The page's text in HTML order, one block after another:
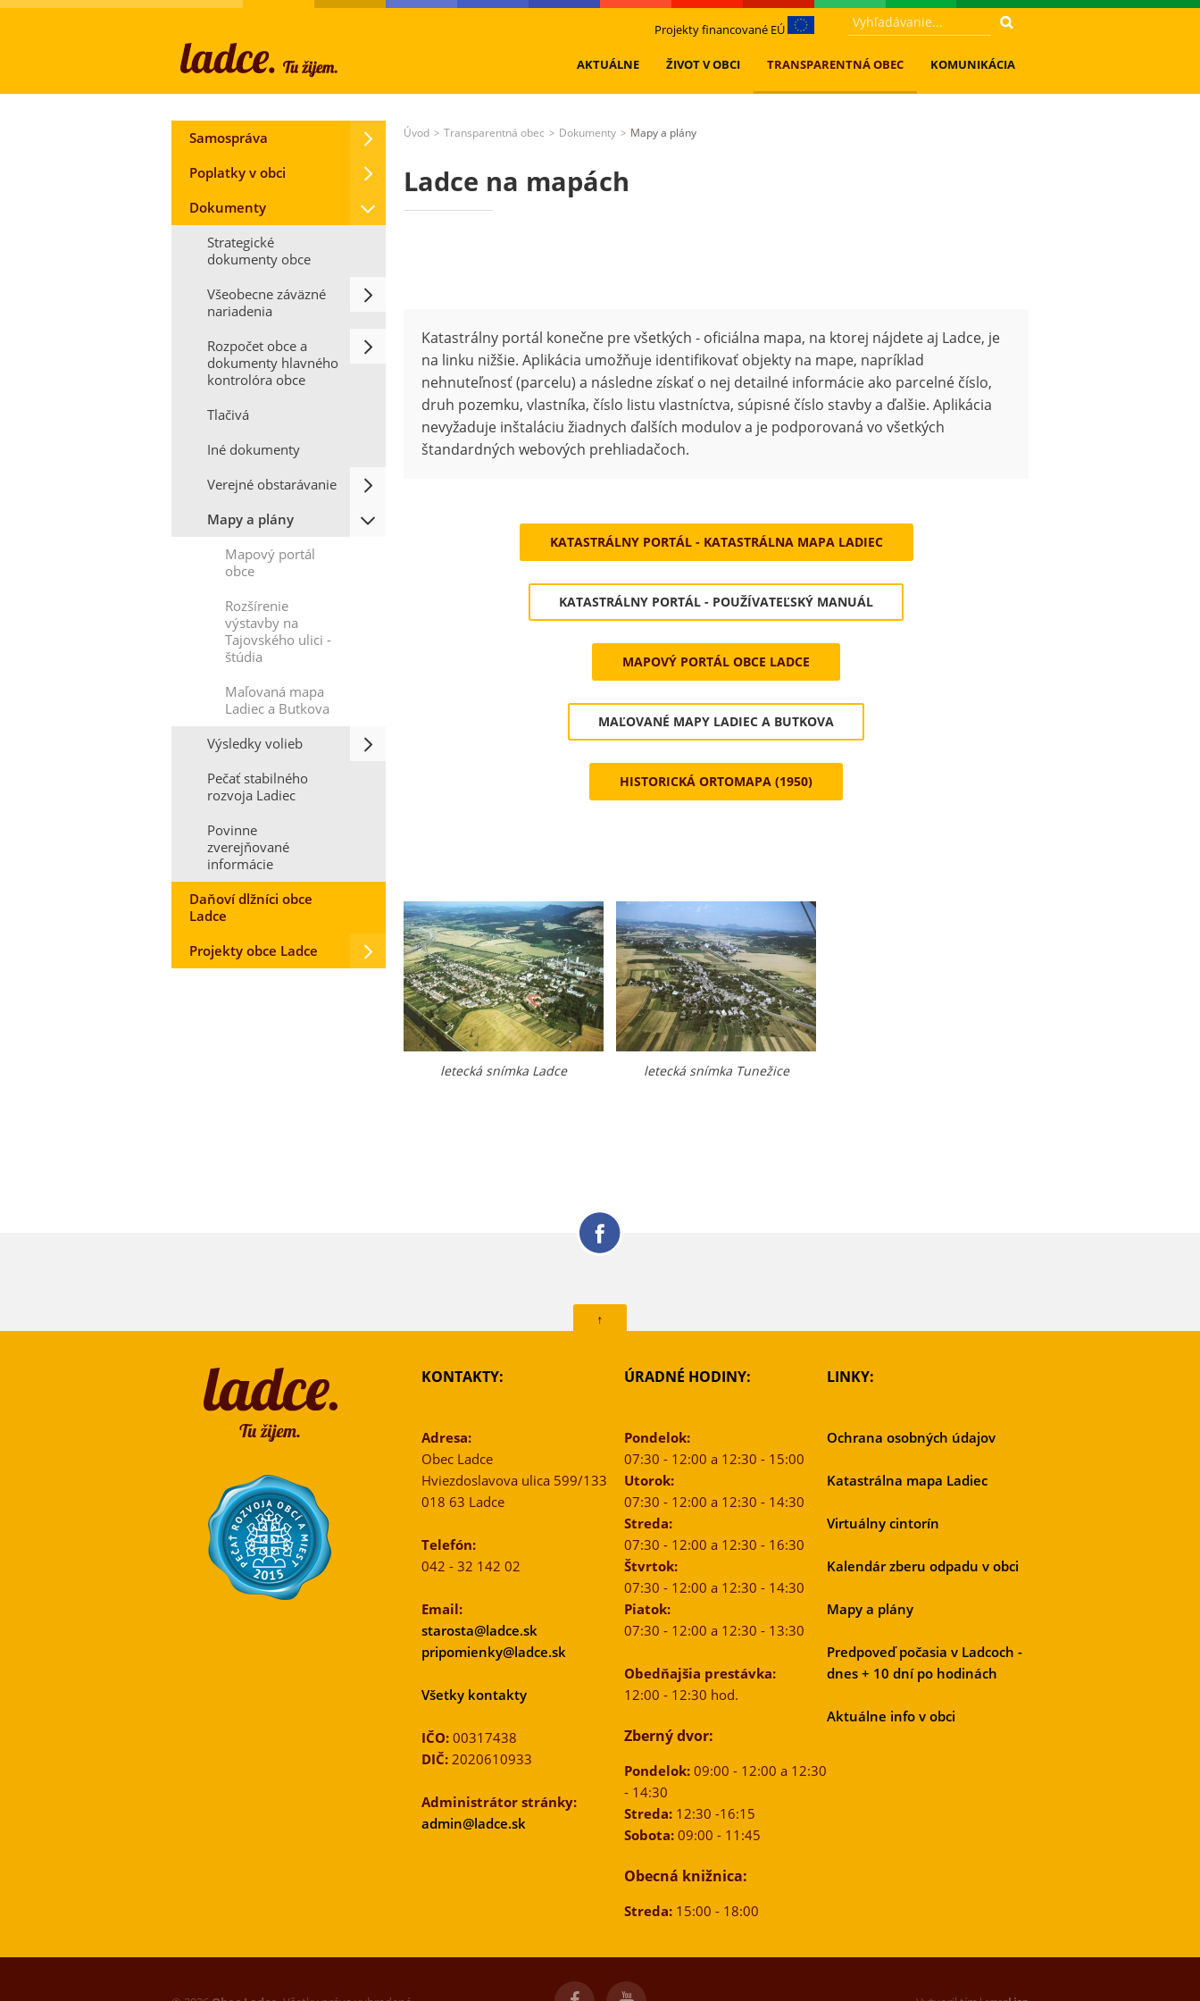
Projekty financované EÚ
AKTUÁLNE ŽIVOT V OBCI TRANSPARENTNÁ OBEC KOMUNIKÁCIA
Samospráva
Poplatky v obci
Dokumenty
Strategické
dokumenty obce
Všeobecne záväzné
nariadenia
Rozpočet obce a
dokumenty hlavného
kontrolóra obce
Tlačivá
Iné dokumenty
Verejné obstarávanie
Mapy a plány
Mapový portál
obce
Rozšírenie
výstavby na
Tajovského ulici -
štúdia
Maľovaná mapa
Ladiec a Butkova
Výsledky volieb
Pečať stabilného
rozvoja Ladiec
Povinne
zverejňované
informácie
Daňoví dlžníci obce
Ladce
Projekty obce Ladce
Úvod > Transparentná obec > Dokumenty > Mapy a plány
Ladce na mapách
Katastrálny portál konečne pre všetkých - oficiálna mapa, na ktorej nájdete aj Ladce, je
na linku nižšie. Aplikácia umožňuje identifikovať objekty na mape, napríklad
nehnuteľnosť (parcelu) a následne získať o nej detailné informácie ako parcelné číslo,
druh pozemku, vlastníka, číslo listu vlastníctva, súpisné číslo stavby a ďalšie. Aplikácia
nevyžaduje inštaláciu žiadnych ďalších modulov a je podporovaná vo všetkých
štandardných webových prehliadačoch.
KATASTRÁLNY PORTÁL - KATASTRÁLNA MAPA LADIEC
KATASTRÁLNY PORTÁL - POUŽÍVATEĽSKÝ MANUÁL
MAPOVÝ PORTÁL OBCE LADCE
MAĽOVANÉ MAPY LADIEC A BUTKOVA
HISTORICKÁ ORTOMAPA (1950)
letecká snímka Ladce letecká snímka Tunežice
↑
KONTAKTY:
Adresa:
Obec Ladce
Hviezdoslavova ulica 599/133
018 63 Ladce
Telefón:
042 - 32 142 02
Email:
starosta@ladce.sk
pripomienky@ladce.sk
Všetky kontakty
IČO: 00317438
DIČ: 2020610933
Administrátor stránky:
admin@ladce.sk
ÚRADNÉ HODINY:
Pondelok:
07:30 - 12:00 a 12:30 - 15:00
Utorok:
07:30 - 12:00 a 12:30 - 14:30
Streda:
07:30 - 12:00 a 12:30 - 16:30
Štvrtok:
07:30 - 12:00 a 12:30 - 14:30
Piatok:
07:30 - 12:00 a 12:30 - 13:30
Obedňajšia prestávka:
12:00 - 12:30 hod.
Zberný dvor:
Pondelok:09:00 - 12:00 a 12:30
- 14:30
Streda:12:30 -16:15
Sobota:09:00 - 11:45
Obecná knižnica:
Streda:15:00 - 18:00
LINKY:
Ochrana osobných údajov
Katastrálna mapa Ladiec
Virtuálny cintorín
Kalendár zberu odpadu v obci
Mapy a plány
Predpoveď počasia v Ladcoch -
dnes + 10 dní po hodinách
Aktuálne info v obci